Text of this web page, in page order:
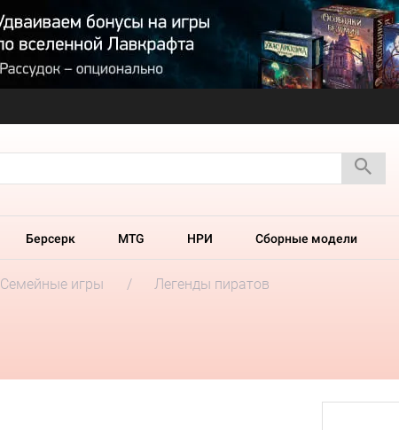
Берсерк MTG НРИ Сборные модели
Семейные игры Легенды пиратов